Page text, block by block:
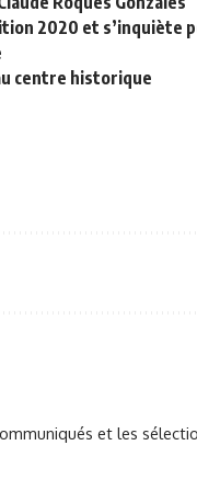
2020 et s’inquiète
centre historique
et les